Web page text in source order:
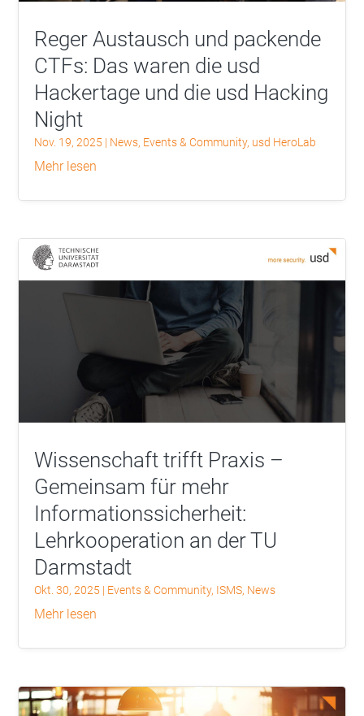
Reger Austausch und packende
CTFs: Das waren die usd
Hackertage und die usd Hacking
Night
Nov. 19, 2025 | News, Events & Community, usd HeroLab
mehr lesen
Wissenschaft trifft Praxis –
Gemeinsam für mehr
Informationssicherheit:
Lehrkooperation an der TU
Darmstadt
Okt. 30, 2025 | Events & Community, ISMS, News
mehr lesen